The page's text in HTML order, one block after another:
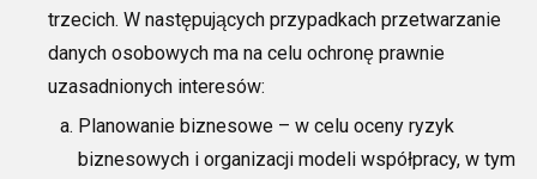
trzecich. W następujących przypadkach przetwarzanie
danych osobowych ma na celu ochronę prawnie
uzasadnionych interesów:
Planowanie biznesowe – w celu oceny ryzyk
biznesowych i organizacji modeli współpracy, w tym